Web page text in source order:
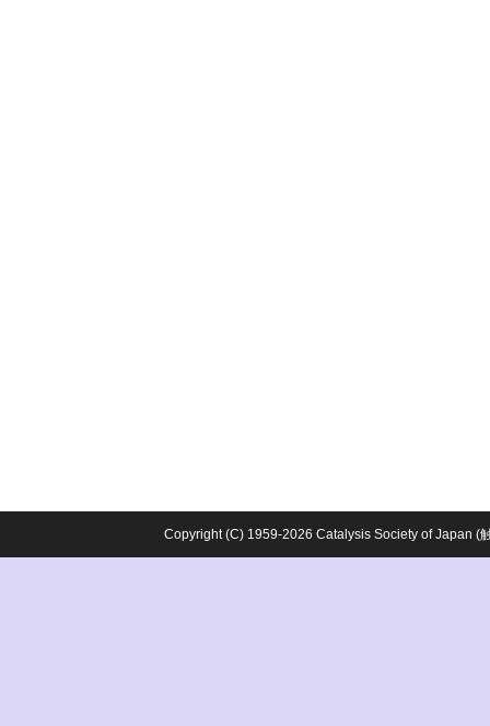
Copyright (C) 1959-2026 Catalysis Society of Japan (